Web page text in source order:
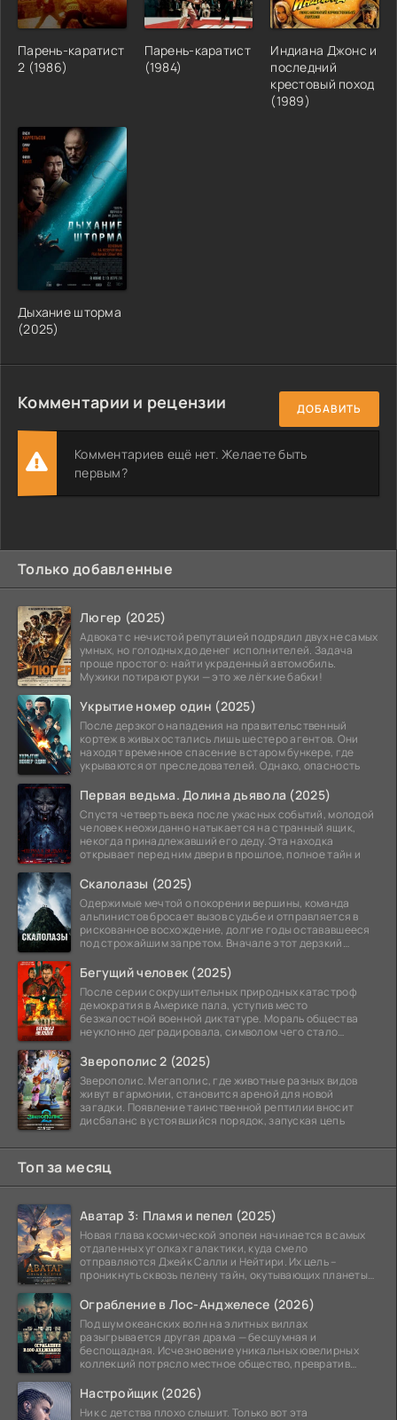
Парень-каратист
2 (1986)
Парень-каратист
(1984)
Индиана Джонс и
последний
крестовый поход
(1989)
Дыхание шторма
(2025)
Комментарии и рецензии ДОБАВИТЬ
Комментариев ещё нет. Желаете быть
первым?
Только добавленные
Люгер (2025)
Адвокат с нечистой репутацией подрядил двух не самых
умных, но голодных до денег исполнителей. Задача
проще простого: найти украденный автомобиль.
Мужики потирают руки — это же лёгкие бабки!
Укрытие номер один (2025)
После дерзкого нападения на правительственный
кортеж в живых остались лишь шестеро агентов. Они
находят временное спасение в старом бункере, где
укрываются от преследователей. Однако, опасность
Первая ведьма. Долина дьявола (2025)
Спустя четверть века после ужасных событий, молодой
человек неожиданно натыкается на странный ящик,
некогда принадлежавший его деду. Эта находка
открывает перед ним двери в прошлое, полное тайн и
Скалолазы (2025)
Одержимые мечтой о покорении вершины, команда
альпинистов бросает вызов судьбе и отправляется в
рискованное восхождение, долгие годы остававшееся
под строжайшим запретом. Вначале этот дерзкий
Бегущий человек (2025)
После серии сокрушительных природных катастроф
демократия в Америке пала, уступив место
безжалостной военной диктатуре. Мораль общества
неуклонно деградировала, символом чего стало
Зверополис 2 (2025)
Зверополис. Мегаполис, где животные разных видов
живут в гармонии, становится ареной для новой
загадки. Появление таинственной рептилии вносит
дисбаланс в устоявшийся порядок, запуская цепь
Топ за месяц
Аватар 3: Пламя и пепел (2025)
Новая глава космической эпопеи начинается в самых
отдаленных уголках галактики, куда смело
отправляются Джейк Салли и Нейтири. Их цель –
проникнуть сквозь пелену тайн, окутывающих планеты
Ограбление в Лос-Анджелесе (2026)
Под шум океанских волн на элитных виллах
разыгрывается другая драма — бесшумная и
беспощадная. Исчезновение уникальных ювелирных
коллекций потрясло местное общество, превратив
Настройщик (2026)
Ник с детства плохо слышит. Только вот эта